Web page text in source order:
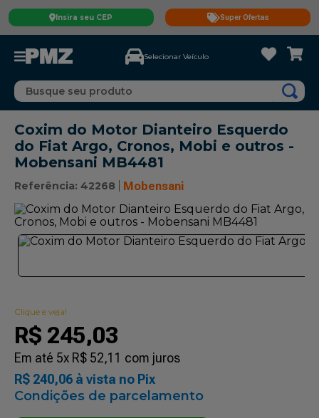
Insira seu CEP Super Ofertas
Selecionar Veículo
Busque seu produto
Coxim do Motor Dianteiro Esquerdo
do Fiat Argo, Cronos, Mobi e outros -
Mobensani MB4481
Referência: 42268 Mobensani
Clique e veja!
R$ 245,03
Em até 5x R$ 52,11 com juros
R$ 240,06 à vista no Pix
Condições de parcelamento